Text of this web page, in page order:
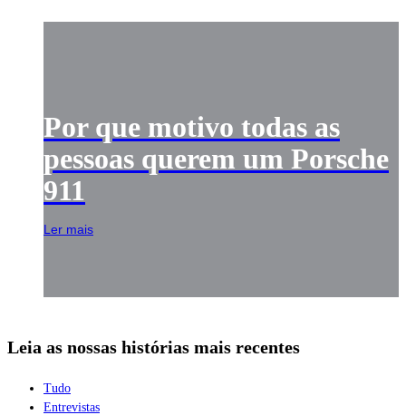
Por que motivo todas as
pessoas querem um Porsche
911
Ler mais
Leia as nossas histórias mais recentes
Tudo
Entrevistas